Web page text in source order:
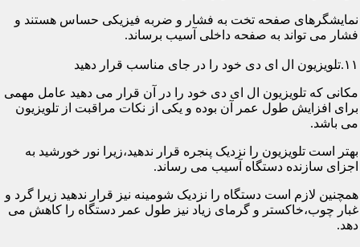
نمایشگرهای صفحه تخت به فشار و ضربه فیزیکی حساس هستند و
فشار می تواند به صفحه داخلی آسیب برساند.
۱۱.تلویزیون ال ای دی خود را در جای مناسب قرار دهید
مکانی که تلویزیون ال ای دی خود را در آن قرار می دهید عامل مهمی
برای افزایش طول عمر آن بوده و یکی از نکات مراقبت از تلویزیون
می باشد.
بهتر است تلویزیون را نزدیک پنجره قرار ندهید،زیرا نور خورشید به
اجزای سازنده دستگاه آسیب می رساند.
همچنین لازم است دستگاه را نزدیک شومینه نیز قرار ندهید زیرا گرد و
غبار چوب،خاکستر و گرمای زیاد نیز طول عمر دستگاه را کاهش می
دهد.